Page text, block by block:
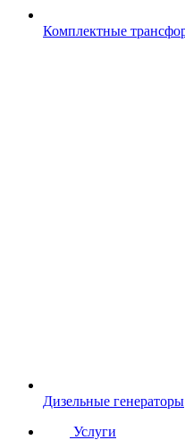
Комплектные
Дизельные генераторы
Услуги